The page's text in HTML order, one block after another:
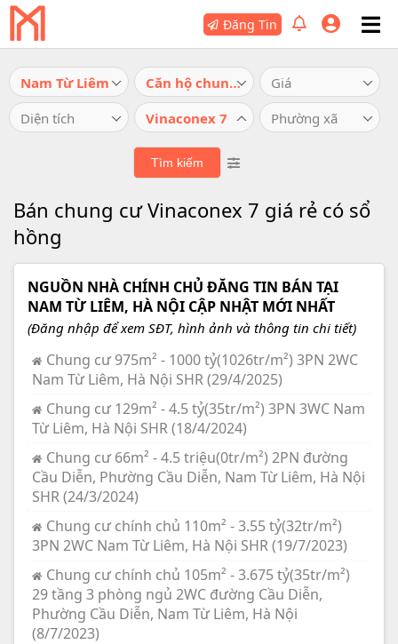
Đăng Tin
Nam Từ Liêm Căn hộ chung cư
Giá
Diện tích
Vinaconex 7 Phường xã
Bán chung cư Vinaconex 7 giá rẻ có sổ
hồng
NGUỒN NHÀ CHÍNH CHỦ ĐĂNG TIN BÁN TẠI
NAM TỪ LIÊM, HÀ NỘI CẬP NHẬT MỚI NHẤT
(Đăng nhập để xem SĐT, hình ảnh và thông tin chi tiết)
Chung cư 975m² - 1000 tỷ(1026tr/m²) 3PN 2WC
Nam Từ Liêm, Hà Nội SHR (29/4/2025)
Chung cư 129m² - 4.5 tỷ(35tr/m²) 3PN 3WC Nam
Từ Liêm, Hà Nội SHR (18/4/2024)
Chung cư 66m² - 4.5 triệu(0tr/m²) 2PN đường
Cầu Diễn, Phường Cầu Diễn, Nam Từ Liêm, Hà Nội
SHR (24/3/2024)
Chung cư chính chủ 110m² - 3.55 tỷ(32tr/m²)
3PN 2WC Nam Từ Liêm, Hà Nội SHR (19/7/2023)
Chung cư chính chủ 105m² - 3.675 tỷ(35tr/m²)
29 tầng 3 phòng ngủ 2WC đường Cầu Diễn,
Phường Cầu Diễn, Nam Từ Liêm, Hà Nội
(8/7/2023)